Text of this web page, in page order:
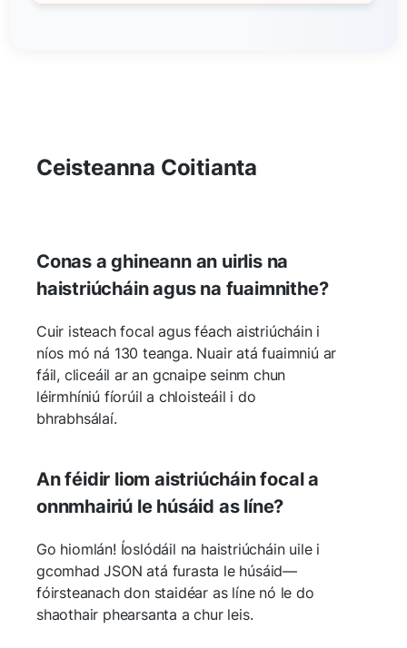
Ceisteanna Coitianta
Conas a ghineann an uirlis na
haistriúcháin agus na fuaimnithe?
Cuir isteach focal agus féach aistriúcháin i
níos mó ná 130 teanga. Nuair atá fuaimniú ar
fáil, cliceáil ar an gcnaipe seinm chun
léirmhíniú fíorúil a chloisteáil i do
bhrabhsálaí.
An féidir liom aistriúcháin focal a
onnmhairiú le húsáid as líne?
Go hiomlán! Íoslódáil na haistriúcháin uile i
gcomhad JSON atá furasta le húsáid—
fóirsteanach don staidéar as líne nó le do
shaothair phearsanta a chur leis.